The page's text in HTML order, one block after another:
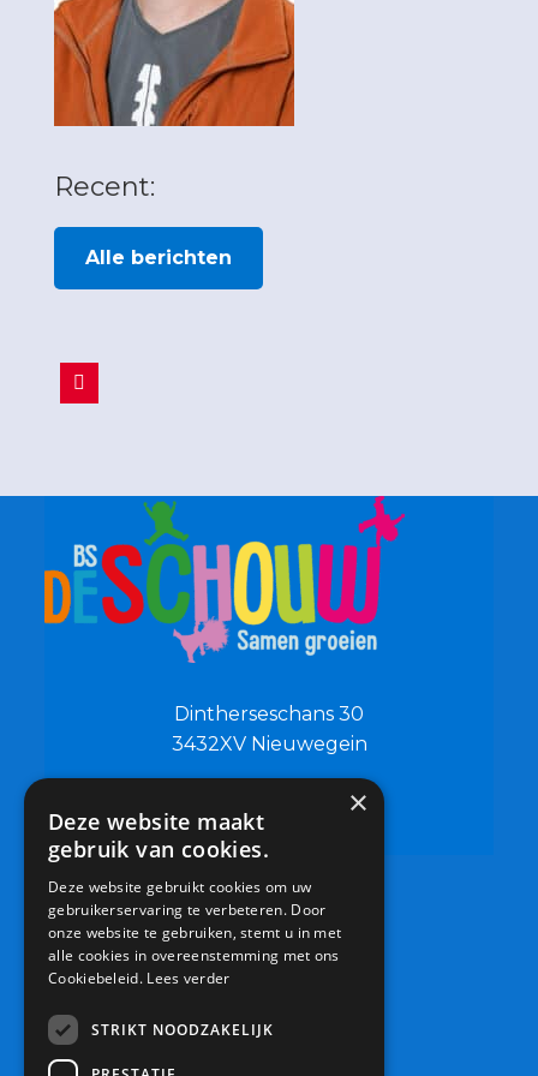
Recent:
Alle berichten
Dintherseschans 30
3432XV Nieuwegein
0306019500
info@bsdeschouw.nl
×
Deze website maakt
gebruik van cookies.
Deze website gebruikt cookies om uw
gebruikerservaring te verbeteren. Door
onze website te gebruiken, stemt u in met
alle cookies in overeenstemming met ons
Cookiebeleid. Lees verder
STRIKT NOODZAKELIJK